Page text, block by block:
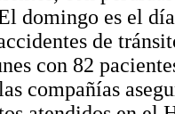
domingo es el
de
con 82
compañías